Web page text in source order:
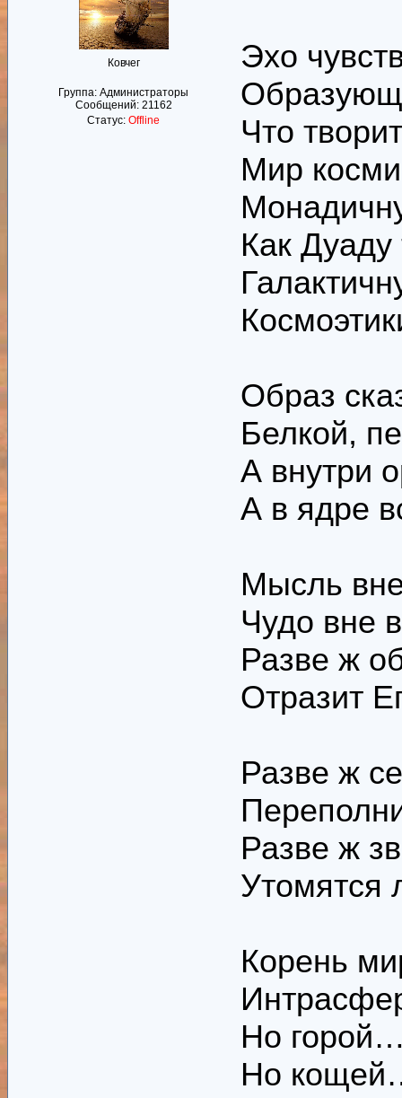
Ковчег
Группа: Администраторы
Сообщений: 21162
Статус: Offline
Эхо
Что
Мир
Как Дуаду
Образ
Белкой,
А внутри
А в ядре
Мысль
Чудо вне
Разве ж
Отразит
Разве ж
Разве ж
Утомятся
Корень
Но
Но